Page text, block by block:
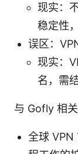
现实：
稳定性
误区：
现实：
名，需
与 Gofly 相
全球 VPN